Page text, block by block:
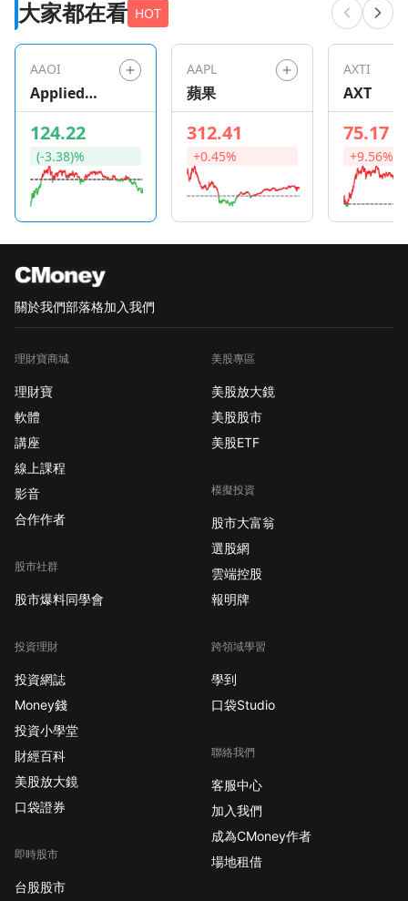
一點的行業.....大麻抱著
歡「馬克醫生」的分享
記得要👍按讚+🔔追蹤
才能收到第一手發文通
知喔！
大家都在看 HOT
AAOI
Applied
Optoelectro
nics
124.22
(-3.38)%
AAPL
蘋果
312.41
+0.45%
AXTI
AXT
75.17
+9.56%
關於我們部落格加入我們
理財寶商城
理財寶
軟體
講座
線上課程
影音
合作作者
股市社群
股市爆料同學會
投資理財
投資網誌
Money錢
投資小學堂
財經百科
美股放大鏡
口袋證券
即時股市
台股股市
美股專區
美股放大鏡
美股股市
美股ETF
模擬投資
股市大富翁
選股網
雲端控股
報明牌
跨領域學習
學到
口袋Studio
聯絡我們
客服中心
加入我們
成為CMoney作者
場地租借